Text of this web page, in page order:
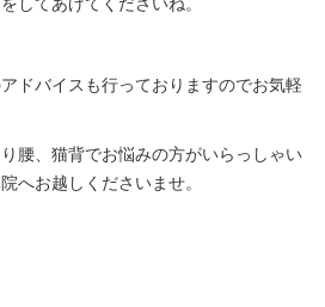
ドバイスも行っておりますのでお気軽
腰、猫背でお悩みの方がいらっしゃい
へお越しくださいませ。